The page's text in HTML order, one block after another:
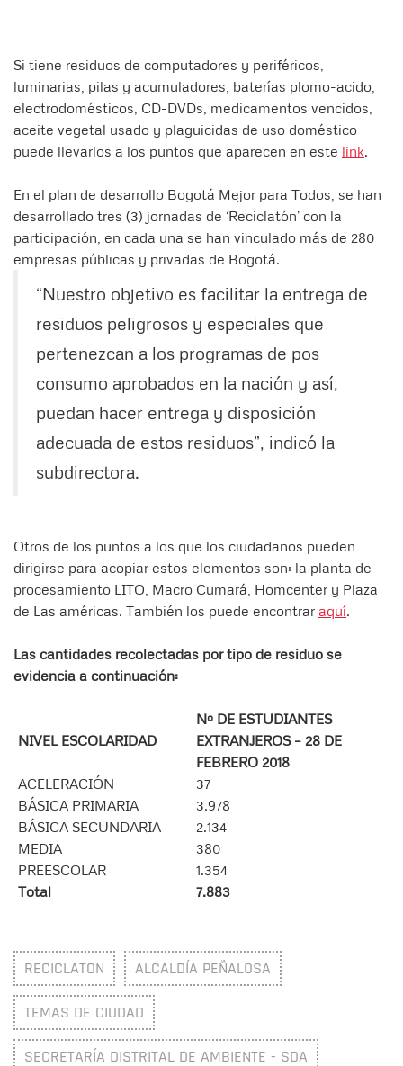
Si tiene residuos de computadores y periféricos,
luminarias, pilas y acumuladores, baterías plomo-acido,
electrodomésticos, CD-DVDs, medicamentos vencidos,
aceite vegetal usado y plaguicidas de uso doméstico
puede llevarlos a los puntos que aparecen en este link.
En el plan de desarrollo Bogotá Mejor para Todos, se han
desarrollado tres (3) jornadas de ‘Reciclatón’ con la
participación, en cada una se han vinculado más de 280
empresas públicas y privadas de Bogotá.
“Nuestro objetivo es facilitar la entrega de
residuos peligrosos y especiales que
pertenezcan a los programas de pos
consumo aprobados en la nación y así,
puedan hacer entrega y disposición
adecuada de estos residuos”, indicó la
subdirectora.
Otros de los puntos a los que los ciudadanos pueden
dirigirse para acopiar estos elementos son: la planta de
procesamiento LITO, Macro Cumará, Homcenter y Plaza
de Las américas. También los puede encontrar aquí.
Las cantidades recolectadas por tipo de residuo se
evidencia a continuación:
NIVEL ESCOLARIDAD
Nº DE ESTUDIANTES
EXTRANJEROS – 28 DE
FEBRERO 2018
ACELERACIÓN
37
BÁSICA PRIMARIA
3.978
BÁSICA SECUNDARIA
2.134
MEDIA
380
PREESCOLAR
1.354
Total
7.883
RECICLATON ALCALDÍA PEÑALOSA
TEMAS DE CIUDAD
SECRETARÍA DISTRITAL DE AMBIENTE - SDA